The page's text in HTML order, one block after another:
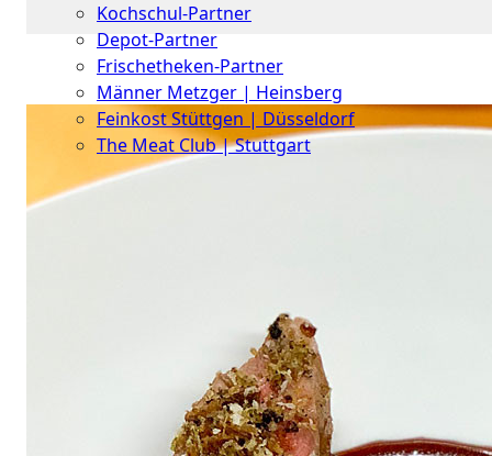
Kochschul-Partner
Depot-Partner
Frischetheken-Partner
Männer Metzger | Heinsberg
Feinkost Stüttgen | Düsseldorf
The Meat Club | Stuttgart
Geschäftskunden